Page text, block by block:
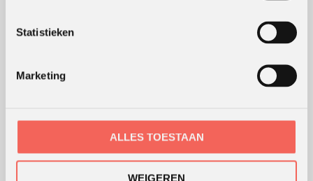
Statistieken
Marketing
ALLES TOESTAAN
WEIGEREN
WERKWIJZE